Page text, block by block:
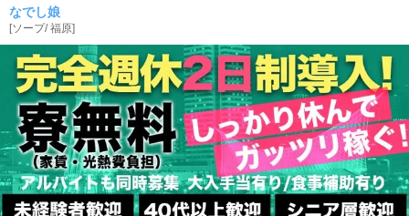
なでし娘
[ソープ/福原]